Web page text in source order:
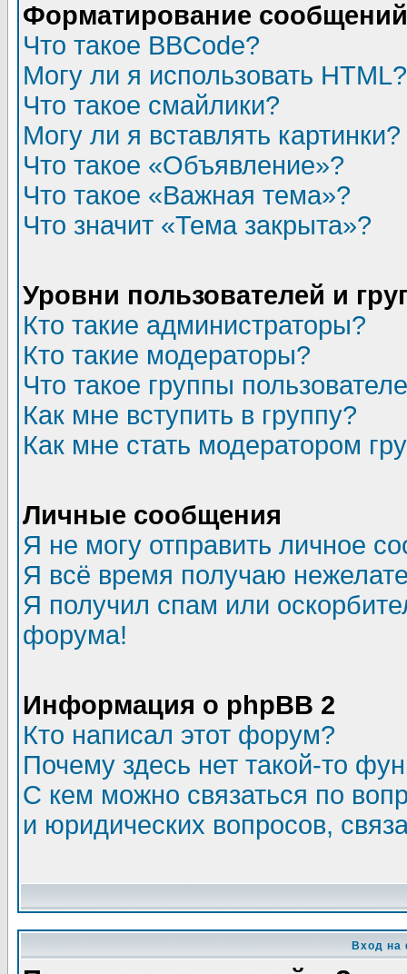
Форматирование
Что такое BBCode?
Могу ли я использовать HTML?
Что такое смайлики?
Могу ли я вставлять картинки?
Что такое «Объявление»?
Что такое «Важная тема»?
Что значит «Тема закрыта»?
Уровни пользователей и
Кто такие администраторы?
Кто такие модераторы?
Что такое группы
Как мне вступить в группу?
Как мне стать модератором
Личные сообщения
Я не могу отправить личное
Я всё время получаю
Я получил спам или
форума!
Информация о phpBB 2
Кто написал этот форум?
Почему здесь нет такой-то
С кем можно связаться по
и юридических вопросов,
Вход на